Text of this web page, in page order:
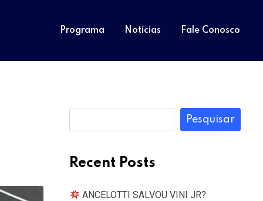
Programa Notícias Fale Conosco
Pesquisar
Recent Posts
ANCELOTTI SALVOU VINI JR?